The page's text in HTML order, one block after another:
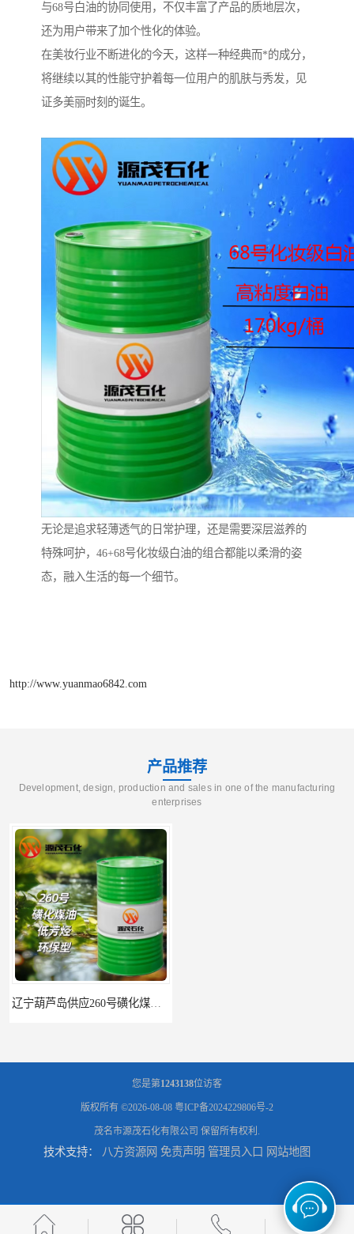
与68号白油的协同使用，不仅丰富了产品的质地层次，
还为用户带来了加个性化的体验。
在美妆行业不断进化的今天，这样一种经典而*的成分，
将继续以其的性能守护着每一位用户的肌肤与秀发，见
证多美丽时刻的诞生。
无论是追求轻薄透气的日常护理，还是需要深层滋养的
特殊呵护，46+68号化妆级白油的组合都能以柔滑的姿
态，融入生活的每一个细节。
http://www.yuanmao6842.com
产品推荐
Development, design, production and sales in one of the manufacturing
enterprises
您是第1243138位访客
版权所有 ©2026-08-08 粤ICP备2024229806号-2
茂名市源茂石化有限公司 保留所有权利.
技术支持： 八方资源网 免责声明 管理员入口 网站地图